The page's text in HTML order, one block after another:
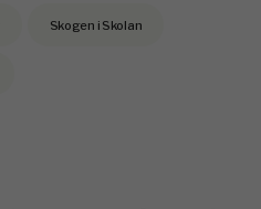
Skogen i Skolan